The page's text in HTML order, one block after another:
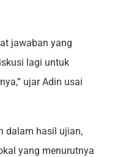
jawaban yang
lagi untuk
ujar Adin usai
dalam hasil ujian,
yang menurutnya